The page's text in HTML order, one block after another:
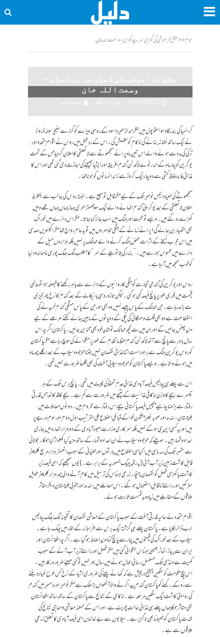
ہوم<<عشق فراموشی کی گھڑی سر پے کھڑی – وسعت اللہ خان
عشق فراموشی کی گھڑی سر پے کھڑی –
وسعت اللہ خان
11/01/2022
تبصرہ لکھیے ویب ڈیسک
کرائمیا کی بندرگاہ سواستوپول میں لنگر انداز بحیرہِ اسود کے روسی بیڑے کو گزرے سنیچر سولہ ڈرونز
نے ایک ساتھ نشانہ بنانے کی ناکام کوشش کی۔ اس کے ردِعمل میں روس نے اقوامِ متحدہ اور
ترکی کی مدد سے ہونے والے اس تین ماہ پرانے سمجھوتے سے لاتعلقی کا اعلان کردیا جس کے تحت
یوکرین کو چار ماہ کے اندر نوے لاکھ ٹن گندم افریقہ اور ایشیا بھیجنے کی اجازت دی گئی تھی اور اس کا
غذائی فائدہ فاقہ کشی سے دوچار ایک کروڑ سے زائد انسانوں کو ہونا تھا۔
سمجھوتے کی معیاد انیس نومبر تک کے لیے مگر قابلِ توسیع ہے۔البتہ روس کی جانب سے یکطرفہ
اعلانِ لاتعلقی کے بعد یوکرینی گندم اٹھانے والے ایک سو چھہتر بحری جہاز جہاں جہاں تھے وہیں
کھڑے رہ گئے ہیں۔ ویسے تو محبت اور جنگ میں سب جائز کہا جاتا۔ مگر اس دائرے میں خوراک
بھی ہتھیار بن جائے گی ؟ پرانے زمانے کے جنگی محاصروں میں تو یہ عام رواج تھا مگر اکیسویں صدی
میں اس مجرب نسخے کے اثرات محض جنگ کرنے والے ممالک پر نہیں بلکہ ہزاروں میل کے
دائرے میں محسوس ہو رہے ہیں۔ ’’بندر کی بلا تویلے کے سر ‘‘کا مطلب لگ بھگ پوری پسماندہ دنیا
کو خوب سمجھ میں آ رہا ہے۔
روس اور یوکرین کی گندمی تجارت کو جنگی کاروائیوں کے دائرے سے باہر رکھنے کا فیصلہ ہوا تو عالمی
قیمت میں فوری طور پر پانچ فیصد کمی ہو گئی۔ لیکن تازہ روسی بائیکاٹ کے بعد گندم کا نرخ پھر تیزی
سے بڑھ رہا ہے۔ جن ممالک کے پاس پیسے نہیں وہ بھی اور جن کے پاس مہنگی گندم خریدنے کی
استطاعت ہے وہ بھی قلت و مہنگائی کی چکی کے دو پاٹوں کے مابین جانے کتنے عرصے کے لیے
مزید پھنس جائیں گے اور ان میں سے کچھ ممالک تو شاید خود بھی آٹا بن جائیں۔ پاکستان اگرچہ اس
سال باہر سے پانچ سے آٹھ لاکھ ٹن گندم حفظِ ماتقدم کے طور پر منگوانے کی سوچ رہا ہے مگر پاکستان
کو روس یوکرین جنگ سے براہِ راست اتنا غذائی نقصان نہیں جتنا موجودہ سیلاب کے بعد اگلے چھ ماہ
میں ہونے والا ہے۔ویسے پاکستان کو موجودہ سیلابی آفت کی بھی قطعاً ضرورت نہیں تھی۔
اس سے پہلے ہی چالیس فیصد آبادی غذائی عدم تحفظ کی لپیٹ میں تھی۔پانچ برس تک کے ہر
تیسرے بچے کا وزن ناکافی غذائیت کے نتیجے میں ضرورت سے کم ہے۔ بچے کا قد کاٹھ جس قدرتی
رفتار سے بڑھنا چاہیے پچیس فیصد پاکستانی بچے اس رفتار سے محروم ہیں۔ دونوں معاملات میں
بلوچستان ، سندھ اور صوبہ خیبر پختون خوا کے قبائلی اضلاع علی الترتیب اول دوم اور سوم درجے پر
ہیں اور یہ کسی این جی او کے نہیں بلکہ سرکاری وزارتِ بہبودِ آبادی کے دو ہزار اٹھارہ میں جاری
اعداد و شمار ہیں۔ سوچیے کہ موجودہ سیلاب نے ان اعداد و شمار کے ساتھ مزید کیا کھلواڑ کیا ہوگا۔ جولائی
سے ستمبر تک کی سہ ماہی میں اکیاسی اضلاع میں بارشوں اور طغیانی کے سبب اٹھہتر ہزار مربع کلومیٹر
قابلِ کاشت زمین زیرِ آب آئی (یہ رقبہ چیک جمہوریہ کے برابر ہے ۔) یوں سمجھیے کہ اسی فیصد زیرِ
کاشت یا کھڑی فصل کو نقصان پہنچا۔زرعی اجناس کی ترسیل میں کام آنے والی چھ ہزار کلومیٹر طویل
سڑکیں اور راستے ناقابلِ استعمال ہو گئے۔ اس معاملے میں سندھ اور جنوبی بلوچستان دیگر متاثر
علاقوں کے مقابلے میں زیادہ بدقسمت ثابت ہوئے۔
اقوامِ متحدہ نے حالیہ قدرتی آفت کے سبب پاکستان کے معاشی نقصان کا تخمینہ لگ بھگ چالیس
ارب ڈالر لگایا ہے۔پاکستان پہلے ہی گزشتہ ایک برس سے افراطِ زر کے بخار میں پھک رہا ہے۔
سیلاب کے بعد خوراک کی قیمتوں میں چار سے پانچ گنا مزید اضافہ ہو گیا ہے۔ اگرچہ افغانستان اور
ایران سے پیاز ، ٹماٹر جیسی اجناس منگوائی گئی ہیں مگر فصل اور راستے زیرِ آب آنے کے سبب
کھیت سے منڈی تک مسلسل رسائی بحال ہونے میں سال بھر نہیں تو کئی مہینے ضرور درکار ہیں۔
اس بیچ حکومت کو سنگین چیلنج درپیش ہے کہ کھانے پینے کی ضروری اشیا کے نرخ کس طرح غبارہ بننے
سے روکے۔ کہنے کو پاکستان گندم پیدا کرنے والا آٹھواں بڑا ملک ہے مگر نومبر اور دسمبر میں گندم
کی روایتی کاشت ایک سنگین مرحلہ ہے۔ناکامی کے نتائج سے پاکستان کے ساتھ ساتھ افغانستان
بھی متاثر ہو گا جہاں پہلے ہی غذائی حالت چوپٹ ہے، اور اس کے ممکنہ معاشی و سماجی نتائج کی
شدت پاکستان کو جھیلنا بھی ناگزیر ہے۔ سیلابوں سے بے خانماں اسی فیصد آبادی کا تعلق زرعی
علاقوں سے ہے۔